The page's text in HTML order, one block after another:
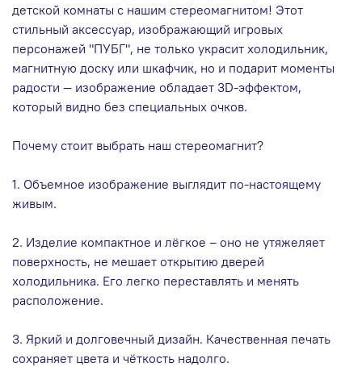
детской комнаты с нашим стереомагнитом! Этот
стильный аксессуар, изображающий игровых
персонажей "ПУБГ", не только украсит холодильник,
магнитную доску или шкафчик, но и подарит моменты
радости — изображение обладает 3D-эффектом,
который видно без специальных очков.
Почему стоит выбрать наш стереомагнит?
1. Объемное изображение выглядит по-настоящему
живым.
2. Изделие компактное и лёгкое – оно не утяжеляет
поверхность, не мешает открытию дверей
холодильника. Его легко переставлять и менять
расположение.
3. Яркий и долговечный дизайн. Качественная печать
сохраняет цвета и чёткость надолго.